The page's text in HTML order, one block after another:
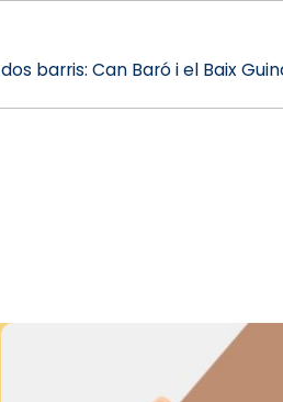
barris: Can Baró i el Baix